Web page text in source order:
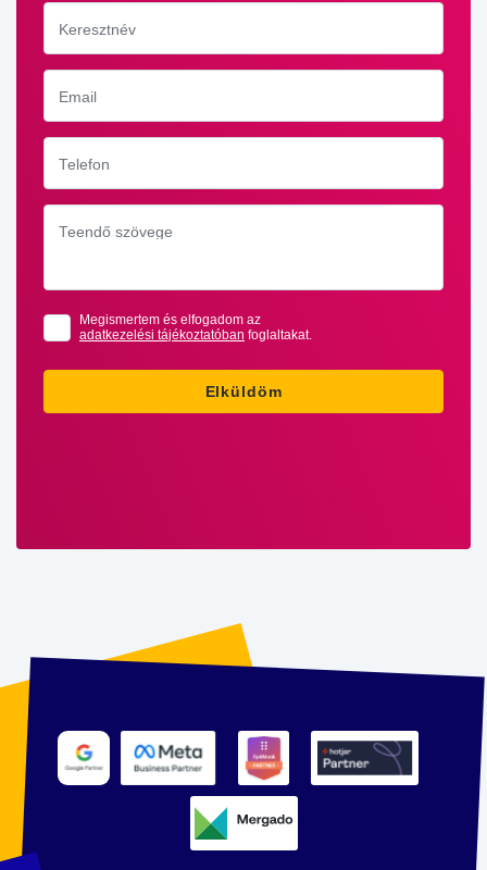
Keresztnév
Email
Telefon
Teendő szövege
Megismertem és elfogadom az
adatkezelési tájékoztatóban foglaltakat.